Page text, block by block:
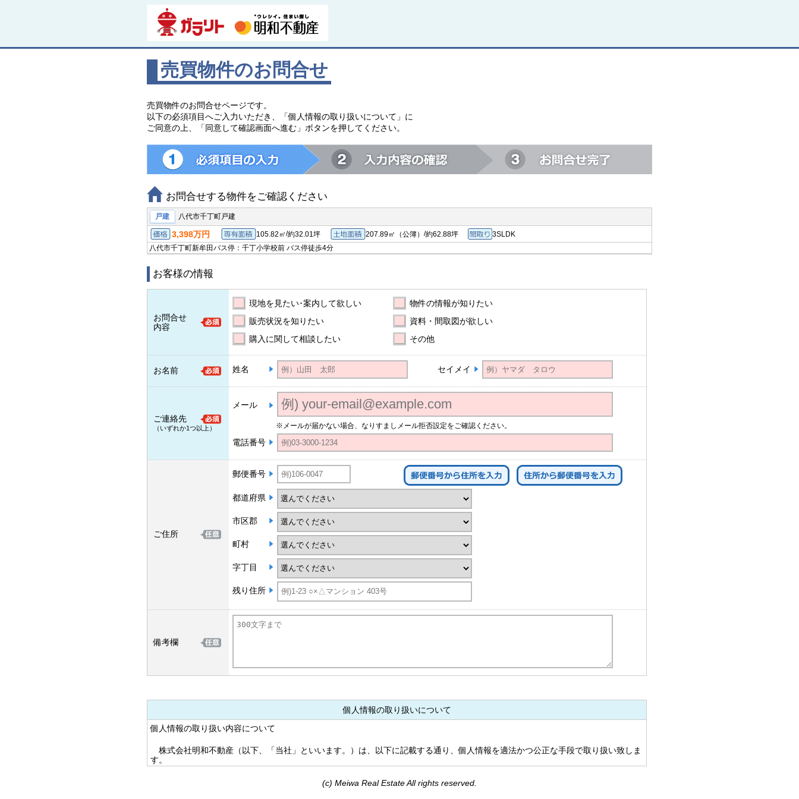
売買物件のお問合せ
売買物件のお問合せページです。
以下の必須項目へご入力いただき、「個人情報の取り扱いについて」に
ご同意の上、「同意して確認画面へ進む」ボタンを押してください。
お問合せする物件をご確認ください
戸建 八代市千丁町戸建
価格
3,398万円 専有面積
105.82㎡/約32.01坪 土地面積
207.89㎡（公簿） /約62.88坪 間取り
3SLDK
八代市千丁町新牟田バス停：千丁小学校前 バス停徒歩4分
お客様の情報
お問合せ
内容
現地を見たい･案内して欲しい
物件の情報が知りたい
販売状況を知りたい
資料・間取図が欲しい
購入に関して相談したい
その他
お名前 姓名 セイメイ
ご連絡先
（いずれか1つ以上）
メール
※メールが届かない場合、なりすましメール拒否設定をご確認ください。
電話番号
ご住所
郵便番号
都道府県
市区郡
町村
字丁目
残り住所
備考欄
個人情報の取り扱いについて
個人情報の取り扱い内容について
株式会社明和不動産（以下、「当社」といいます。）は、以下に記載する通り、個人情報を適法かつ公正な手段で取り扱い致しま
す。
(c) Meiwa Real Estate All rights reserved.